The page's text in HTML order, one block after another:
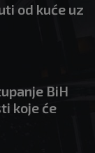
od kuće uz
BiH
koje će